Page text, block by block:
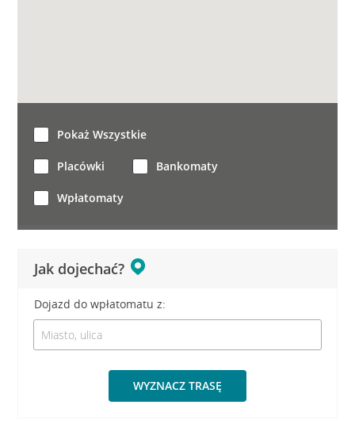
Jak dojechać?
Dojazd do wpłatomatu z:
WYZNACZ TRASĘ
Pokaż Wszystkie
Placówki Bankomaty
Wpłatomaty